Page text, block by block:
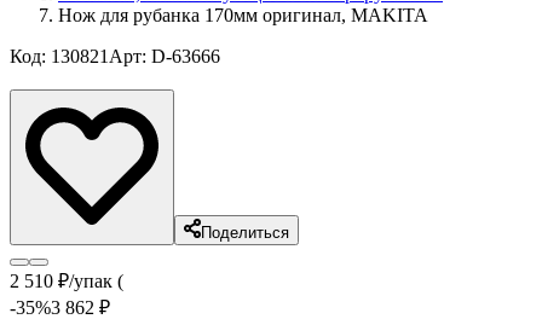
Нож для рубанка 170мм оригинал, MAKITA
Код: 130821 Арт: D-63666
Поделиться
2 510 ₽/упак (
-35%3 862 ₽